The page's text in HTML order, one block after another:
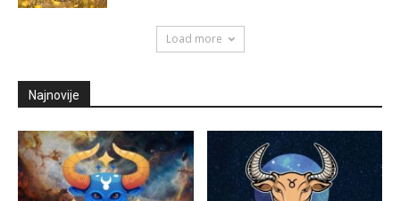
Load more
Najnovije